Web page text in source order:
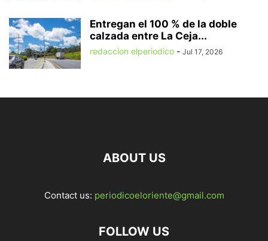
Entregan el 100 % de la doble
calzada entre La Ceja...
redaccion elperiodico - Jul 17, 2026
ABOUT US
Contact us: periodicoeloriente@gmail.com
FOLLOW US